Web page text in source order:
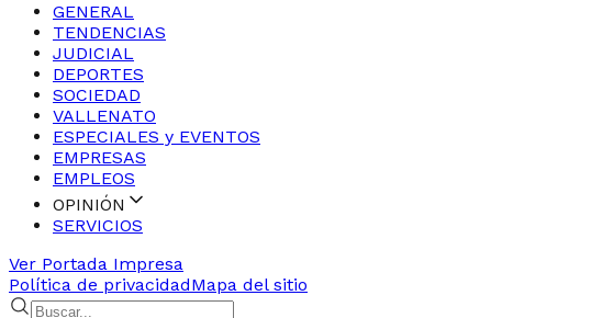
GENERAL
TENDENCIAS
JUDICIAL
DEPORTES
SOCIEDAD
VALLENATO
ESPECIALES y EVENTOS
EMPRESAS
EMPLEOS
OPINIÓN
SERVICIOS
Ver Portada Impresa
Política de privacidadMapa del sitio